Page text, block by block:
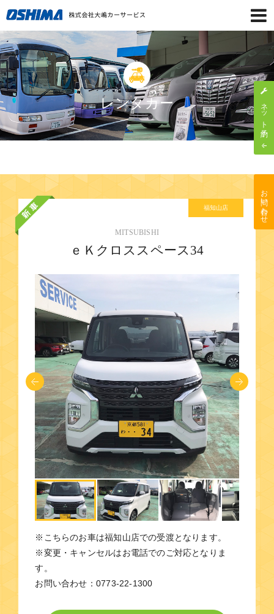
レンタカー
福知山店
MITSUBISHI
ｅＫクロススペース34
※こちらのお車は福知山店での受渡となります。
※変更・キャンセルはお電話でのご対応となりま
す。
お問い合わせ：0773-22-1300
ネット予約
お問い合わせ